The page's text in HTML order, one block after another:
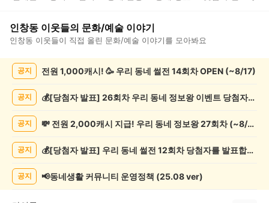
인창동 이웃들의 문화/예술 이야기
인창동 이웃들이 직접 올린 문화/예술 이야기를 모아봐요
록
공지 전원 1,000캐시! 🥳 우리 동네 썰전 14회차 OPEN (~8/17)
공지 💰[당첨자 발표] 26회차 우리 동네 정보왕 이벤트 당첨자를 발표합니다!
공지 💸 전원 2,000캐시 지급! 우리 동네 정보왕 27회차 (~8/10)
공지 💰[당첨자 발표] 우리 동네 썰전 12회차 당첨자를 발표합니다!
공지 📢동네생활 커뮤니티 운영정책 (25.08 ver)